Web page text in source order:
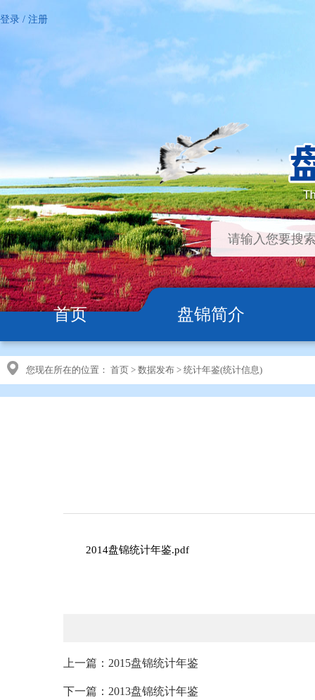
登录 / 注册
首页 盘锦简介
您现在所在的位置： 首页 > 数据发布 > 统计年鉴(统计信息)
2014盘锦统计年鉴.pdf
上一篇：2015盘锦统计年鉴
下一篇：2013盘锦统计年鉴